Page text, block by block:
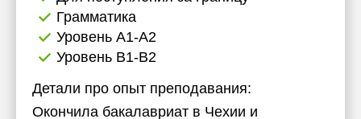
Грамматика
Уровень А1-А2
Уровень B1-B2
Детали про опыт преподавания:
Окончила бакалавриат в Чехии и